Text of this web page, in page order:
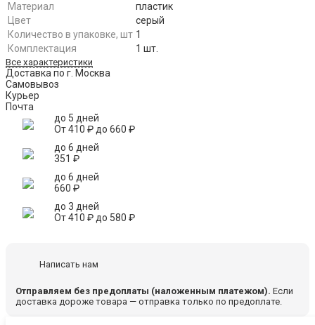
Материал
пластик
Цвет
серый
Количество в упаковке, шт 1
Комплектация
1 шт.
Все характеристики
Доставка по г. Москва
Самовывоз
Курьер
Почта
до 5 дней
От410 ₽до 660 ₽
до 6 дней
351 ₽
до 6 дней
660 ₽
до 3 дней
От410 ₽до 580 ₽
Написать нам
Отправляем без предоплаты (наложенным платежом). Если
доставка дороже товара — отправка только по предоплате.